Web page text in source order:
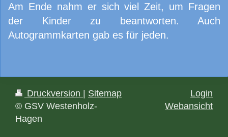
Am Ende nahm er sich viel Zeit, um Fragen
der Kinder zu beantworten. Auch
Autogrammkarten gab es für jeden.
Druckversion
Sitemap
© GSV Westenholz-
Hagen
Login
Webansicht